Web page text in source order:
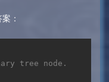
：
tree node.